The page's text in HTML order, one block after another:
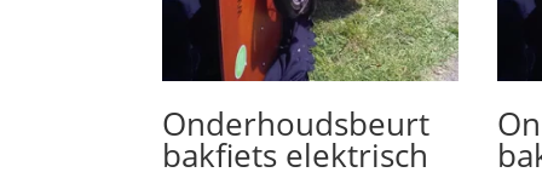
Onderhoudsbeurt
bakfiets elektrisch